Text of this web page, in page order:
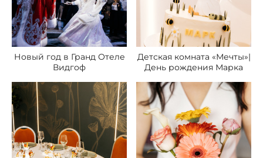
Новый год в Гранд Отеле
Видгоф
Детская комната «Мечты»|
День рождения Марка